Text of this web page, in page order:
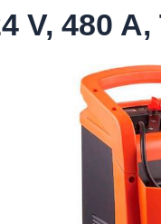
V, 480